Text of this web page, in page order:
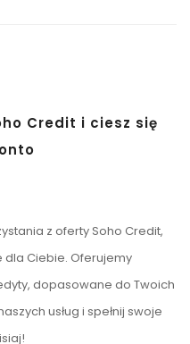
Credit i ciesz się
z oferty Soho Credit,
Ciebie. Oferujemy
dopasowane do Twoich
usług i spełnij swoje